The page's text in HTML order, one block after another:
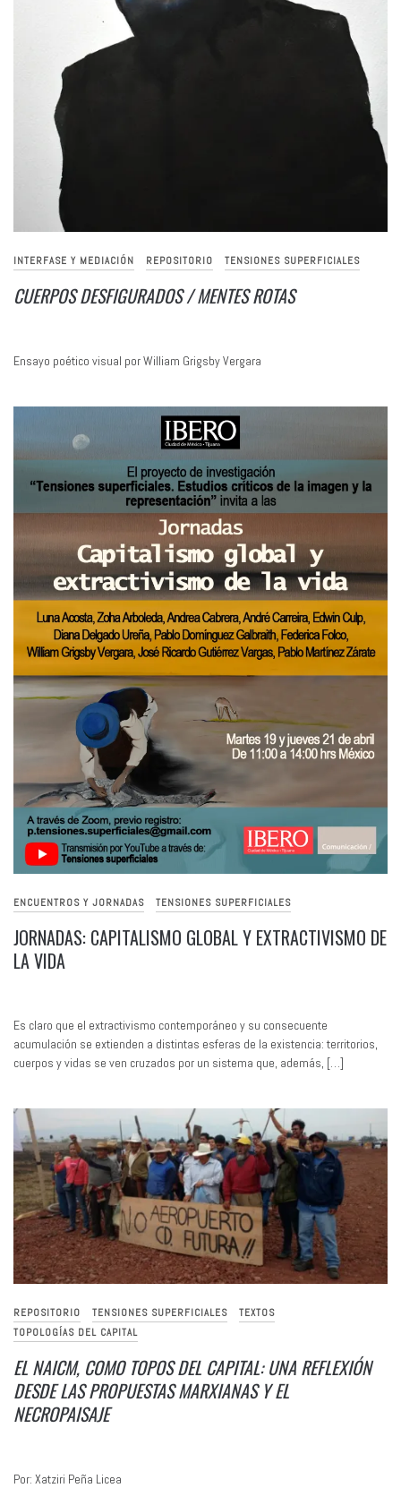
INTERFASE Y MEDIACIÓN REPOSITORIO TENSIONES SUPERFICIALES
CUERPOS DESFIGURADOS / MENTES ROTAS
Ensayo poético visual por William Grigsby Vergara
ENCUENTROS Y JORNADAS TENSIONES SUPERFICIALES
JORNADAS: CAPITALISMO GLOBAL Y EXTRACTIVISMO DE
LA VIDA
Es claro que el extractivismo contemporáneo y su consecuente
acumulación se extienden a distintas esferas de la existencia: territorios,
cuerpos y vidas se ven cruzados por un sistema que, además, […]
REPOSITORIO TENSIONES SUPERFICIALES
TEXTOS
TOPOLOGÍAS DEL CAPITAL
EL NAICM, COMO TOPOS DEL CAPITAL: UNA REFLEXIÓN
DESDE LAS PROPUESTAS MARXIANAS Y EL
NECROPAISAJE
Por: Xatziri Peña Licea